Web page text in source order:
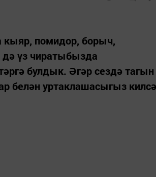
кыяр, помидор, борыч,
үз чиратыбызда
булдык. Әгәр сездә тагын
белән уртаклашасыгыз килсә